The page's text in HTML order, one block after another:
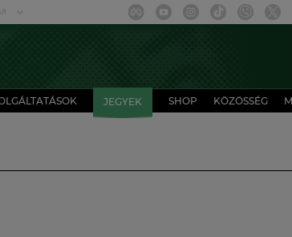
JEGYEK SHOP KÖZÖSSÉG